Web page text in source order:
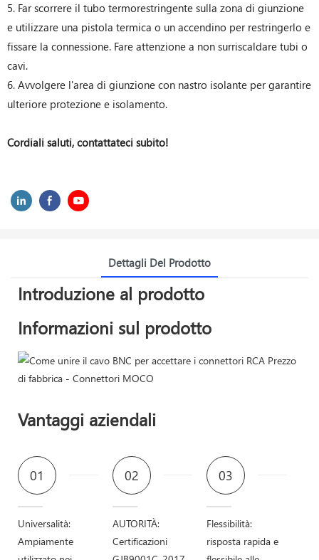
5. Far scorrere il tubo termorestringente sulla zona di giunzione
e utilizzare una pistola termica o un accendino per restringerlo e
fissare la connessione. Fare attenzione a non surriscaldare tubi o
cavi.
6. Avvolgere l'area di giunzione con nastro isolante per garantire
ulteriore protezione e isolamento.
Cordiali saluti, contattateci subito!
Dettagli Del Prodotto
Introduzione al prodotto
Informazioni sul prodotto
Vantaggi aziendali
01
Universalità:
Ampiamente
02
AUTORITÀ:
Certificazioni
03
Flessibilità:
risposta rapida e